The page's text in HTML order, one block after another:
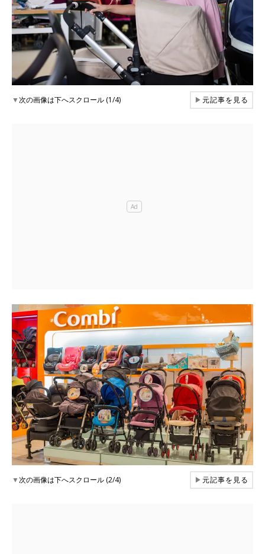
▼次の画像は下へスクロール (1/4) ▶元記事を見る
▼次の画像は下へスクロール (2/4) ▶元記事を見る